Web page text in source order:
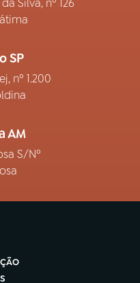
Silva, nº 126
SP
nº 1.200
AM
S/Nº